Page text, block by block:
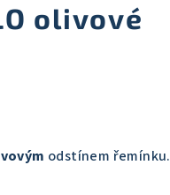
olivové
odstínem řemínku.